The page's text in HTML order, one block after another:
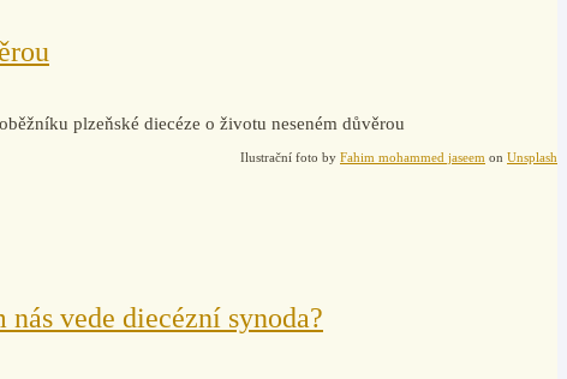
plzeňské diecéze o životu neseném důvěrou
Ilustrační foto by Fahim mohammed jaseem on Unsplash
nás vede diecézní synoda?